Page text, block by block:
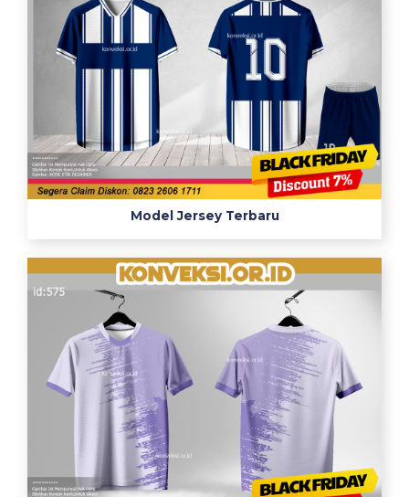
Model Jersey Terbaru